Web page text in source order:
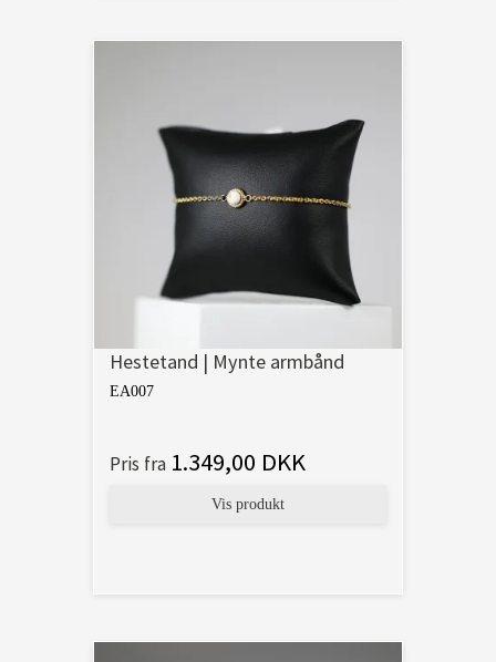
Hestetand | Mynte armbånd
EA007
Pris fra 1.349,00 DKK
Vis produkt